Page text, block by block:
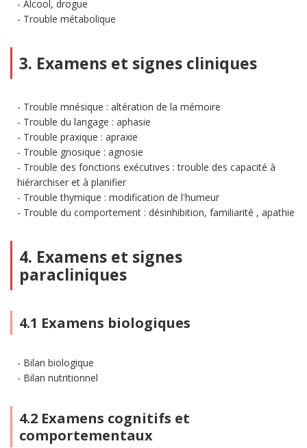
Alcool, drogue
Trouble métabolique
3. Examens et signes cliniques
Trouble mnésique : altération de la mémoire
Trouble du langage : aphasie
Trouble praxique : apraxie
Trouble gnosique : agnosie
Trouble des fonctions exécutives : trouble des capacité à
hiérarchiser et à planifier
Trouble thymique : modification de l'humeur
Trouble du comportement : désinhibition, familiarité , apathie
4. Examens et signes
paracliniques
4.1 Examens biologiques
Bilan biologique
Bilan nutritionnel
4.2 Examens cognitifs et
comportementaux